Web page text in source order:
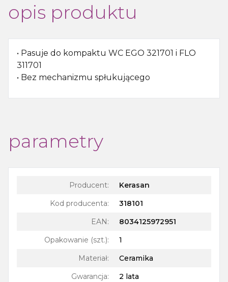
opis produktu
• Pasuje do kompaktu WC EGO 321701 i FLO
311701
• Bez mechanizmu spłukującego
parametry
Producent:
Kerasan
Kod producenta:
318101
EAN:
8034125972951
Opakowanie (szt.):
1
Materiał:
Ceramika
Gwarancja:
2 lata